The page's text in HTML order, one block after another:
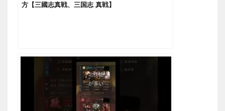
方【三國志真戦、三国志 真戦】